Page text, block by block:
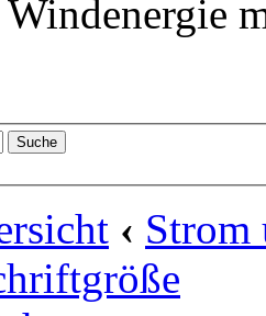
‹ Strom